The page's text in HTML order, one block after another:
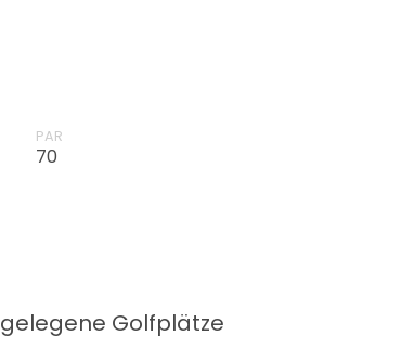
PAR
70
Golfplätze